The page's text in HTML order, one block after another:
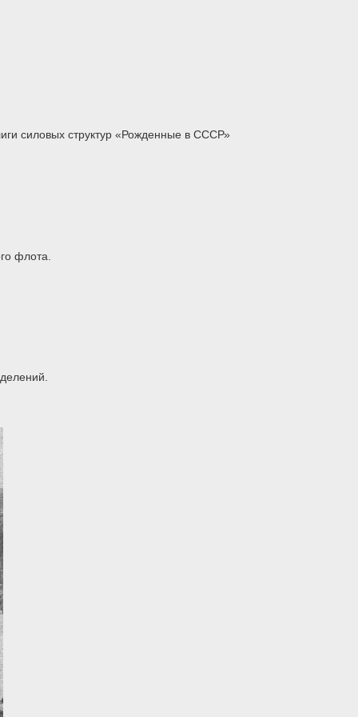
силовых структур «Рожденные в СССР»
флота.